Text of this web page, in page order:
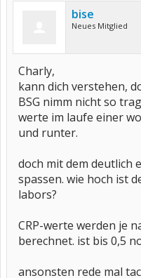
bise
Neues Mitglied
Charly,
kann dich verstehen,
BSG nimm nicht so
werte im laufe einer
und runter.
doch mit dem deutlich
spassen. wie hoch ist
labors?
CRP-werte werden je
berechnet. ist bis 0,5
ansonsten rede mal